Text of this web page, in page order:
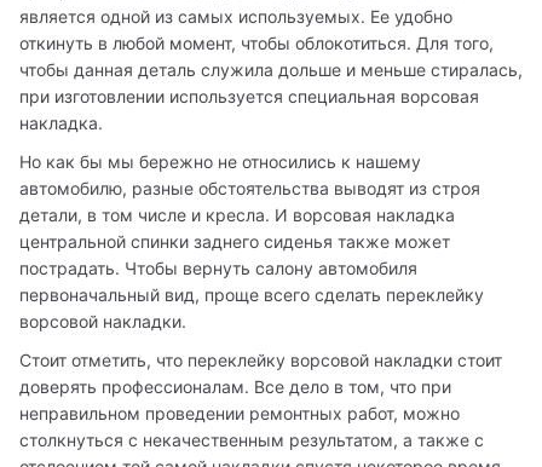
является одной из самых используемых. Ее удобно
откинуть в любой момент, чтобы облокотиться. Для того,
чтобы данная деталь служила дольше и меньше стиралась,
при изготовлении используется специальная ворсовая
Но как бы мы бережно не относились к нашему
автомобилю, разные обстоятельства выводят из строя
детали, в том числе и кресла. И ворсовая накладка
центральной спинки заднего сиденья также может
пострадать. Чтобы вернуть салону автомобиля
первоначальный вид, проще всего сделать переклейку
Стоит отметить, что переклейку ворсовой накладки стоит
доверять профессионалам. Все дело в том, что при
неправильном проведении ремонтных работ, можно
столкнуться с некачественным результатом, а также с